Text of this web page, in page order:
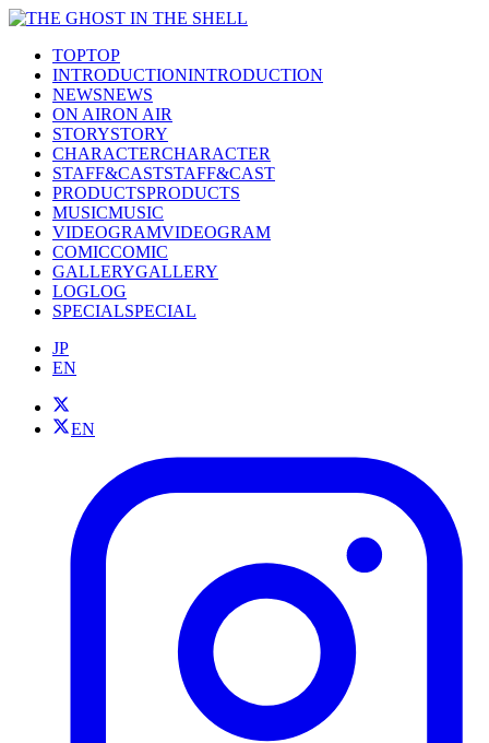
TOPTOP
INTRODUCTIONINTRODUCTION
NEWSNEWS
ON AIRON AIR
STORYSTORY
CHARACTERCHARACTER
STAFF&CASTSTAFF&CAST
PRODUCTSPRODUCTS
MUSICMUSIC
VIDEOGRAMVIDEOGRAM
COMICCOMIC
GALLERYGALLERY
LOGLOG
SPECIALSPECIAL
JP
EN
EN